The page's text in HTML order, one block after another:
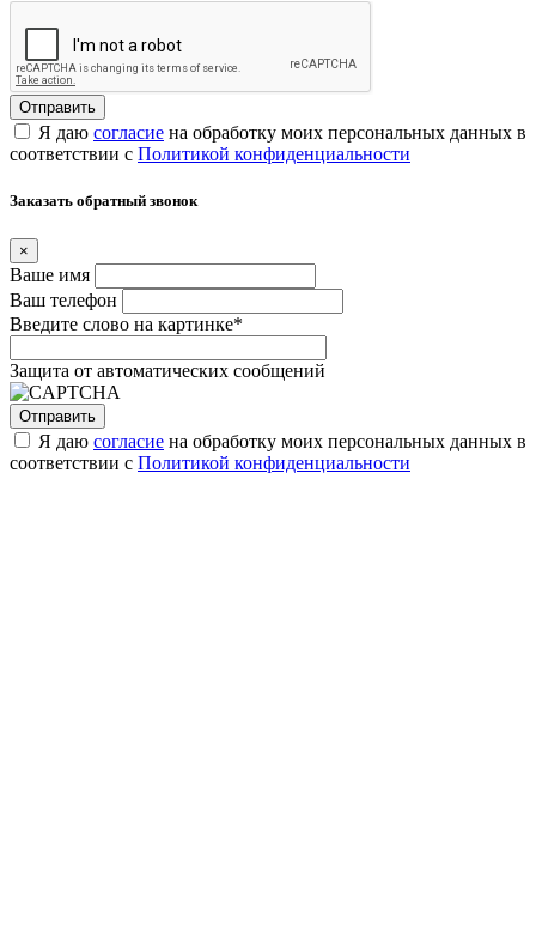
Я даю согласие на обработку моих персональных данных в
соответствии с Политикой конфиденциальности
Заказать обратный звонок
×
Ваше имя
Ваш телефон
Введите слово на картинке*
Защита от автоматических сообщений
Я даю согласие на обработку моих персональных данных в
соответствии с Политикой конфиденциальности